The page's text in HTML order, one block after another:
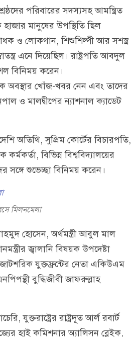
পরিবারের সদস্যসহ আমন্ত্রিত
মানুষের উপস্থিতি ছিল
ও লোকগান, শিশুশিল্পী আর সশস্ত্র
এনে দিয়েছিল। রাষ্ট্রপতি আবদুল
বিনিময় করেন।
অবস্থার খোঁজ-খবর নেন এবং তাদের
ও মালদ্বীপের ন্যাশনাল ক্যাডেট
অতিথি, সুপ্রিম কোর্টের বিচারপতি,
বিভিন্ন বিশ্ববিদ্যালয়ের
সঙ্গে শুভেচ্ছা বিনিময় করেন।
হোসেন, অর্থমন্ত্রী আবুল মাল
জ্বালানি বিষয়ক উপদেষ্টা
যুক্তফ্রন্টের নেতা একিউএম
বুদ্ধিজীবী জাফরুল্লাহ
যুক্তরাষ্ট্রের রাষ্ট্রদূত আর্ল রবার্ট
হাই কমিশনার অ্যালিসন ব্লেইক,